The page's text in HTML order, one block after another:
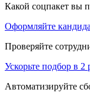
Какой соцпакет вы
Оформляйте
Проверяйте
Ускорьте подбор в 2
Автоматизируйте